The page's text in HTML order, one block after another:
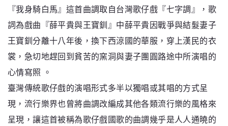
『我身騎白馬』這首曲調取自台灣歌仔戲『七字調』，歌
詞為戲曲『薛平貴與王寶釧』中薛平貴因戰爭與結髮妻子
王寶釧分離十八年後，換下西涼國的華服，穿上漢民的衣
裳，急切地趕回到貧苦的窯洞與妻子團圓路途中所演唱的
心情寫照 。
臺灣傳統歌仔戲的演唱形式多半以獨唱或其唱的方式呈
現，流行樂界也曾將曲調改編成其他各類流行樂的風格來
呈現，讓這首被稱為歌仔戲國歌的曲調幾乎是人人通曉的